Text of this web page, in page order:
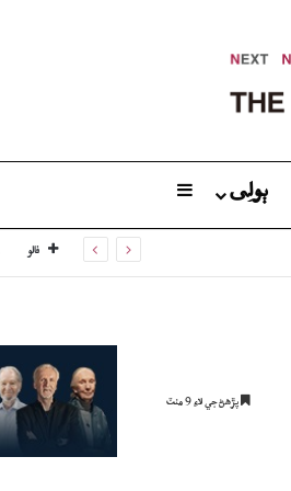
ٻولِی Sidebar
فالو
پڙھڻ جي لاءِ 9 منٽ